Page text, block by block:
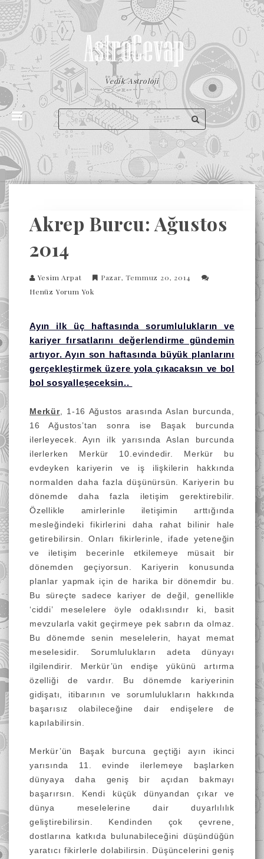
Vedik Astroloji
Akrep Burcu: Ağustos
2014
Yesim Arpat
Pazar, Temmuz 20, 2014
Henüz Yorum Yok
Ayın ilk üç haftasında sorumlulukların ve
kariyer fırsatlarını değerlendirme gündemin
artıyor.Ayın son haftasında büyük planlarını
gerçekleştirmek üzere yola çıkacaksın ve bol
bol sosyalleşeceksin..
Merkür, 1-16 Ağustos arasında Aslan burcunda,
16 Ağustos’tan sonra ise Başak burcunda
ilerleyecek. Ayın ilk yarısında Aslan burcunda
ilerlerken Merkür 10.evindedir. Merkür bu
evdeyken kariyerin ve iş ilişkilerin hakkında
normalden daha fazla düşünürsün. Kariyerin bu
dönemde daha fazla iletişim gerektirebilir.
Özellikle amirlerinle iletişimin arttığında
mesleğindeki fikirlerini daha rahat bilinir hale
getirebilirsin. Onları fikirlerinle, ifade yeteneğin
ve iletişim becerinle etkilemeye müsait bir
dönemden geçiyorsun. Kariyerin konusunda
planlar yapmak için de harika bir dönemdir bu.
Bu süreçte sadece kariyer de değil, genellikle
‘ciddi’ meselelere öyle odaklısındır ki, basit
mevzularla vakit geçirmeye pek sabrın da olmaz.
Bu dönemde senin meselelerin, hayat memat
meselesidir. Sorumlulukların adeta dünyayı
ilgilendirir. Merkür’ün endişe yükünü artırma
özelliği de vardır. Bu dönemde kariyerinin
gidişatı, itibarının ve sorumlulukların hakkında
başarısız olabileceğine dair endişelere de
kapılabilirsin.
Merkür’ün Başak burcuna geçtiği ayın ikinci
yarısında 11. evinde ilerlemeye başlarken
dünyaya daha geniş bir açıdan bakmayı
başarırsın. Kendi küçük dünyandan çıkar ve
dünya meselelerine dair duyarlılılık
geliştirebilirsin. Kendinden çok çevrene,
dostlarına katkıda bulunabileceğini düşündüğün
yaratıcı fikirlerle dolabilirsin. Düşüncelerini geniş